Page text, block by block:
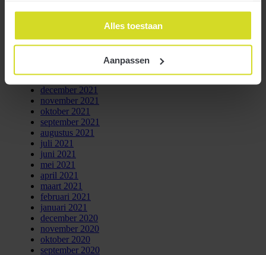
Alles toestaan
Aanpassen
juli 2022
april 2022
december 2021
november 2021
oktober 2021
september 2021
augustus 2021
juli 2021
juni 2021
mei 2021
april 2021
maart 2021
februari 2021
januari 2021
december 2020
november 2020
oktober 2020
september 2020